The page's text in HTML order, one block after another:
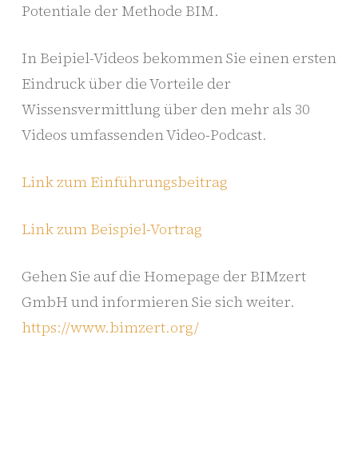
Potentiale der Methode BIM.
In Beipiel-Videos bekommen Sie einen ersten
Eindruck über die Vorteile der
Wissensvermittlung über den mehr als 30
Videos umfassenden Video-Podcast.
Link zum Einführungsbeitrag
Link zum Beispiel-Vortrag
Gehen Sie auf die Homepage der BIMzert
GmbH und informieren Sie sich weiter.
https://www.bimzert.org/